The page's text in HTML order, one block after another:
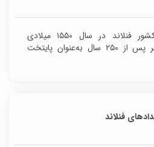
شهر هلسینکی پایتخت کشور فنلاند در سال ۱۵۵۰ میلادی
ساخته‌شده است. این شهر پس از ۲۵۰ سال به‌عنوان پایتخت
فنلاند